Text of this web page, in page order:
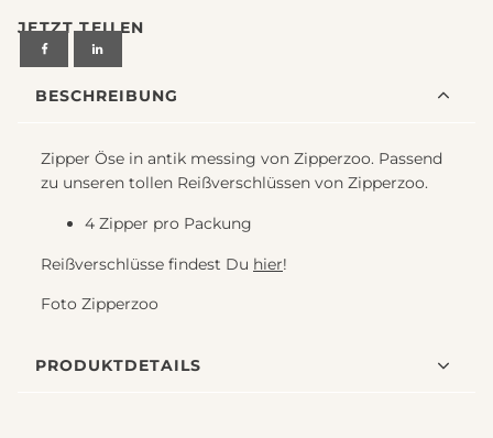
antik
messing
Zipperzoo
JETZT TEILEN
BESCHREIBUNG
Zipper Öse in antik messing von Zipperzoo. Passend
zu unseren tollen Reißverschlüssen von Zipperzoo.
4 Zipper pro Packung
Reißverschlüsse findest Du hier!
Foto Zipperzoo
PRODUKTDETAILS